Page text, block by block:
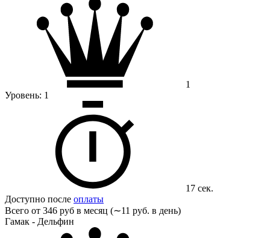
1
Уровень: 1
17 сек.
Доступно после оплаты
Всего от 346 руб в месяц (∼11 руб. в день)
Гамак - Дельфин